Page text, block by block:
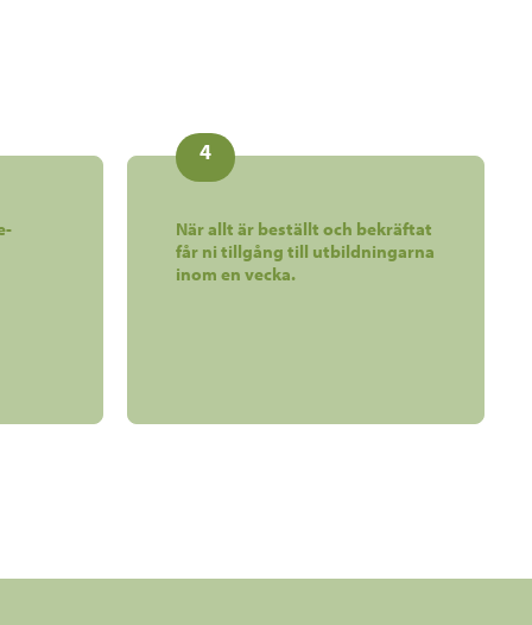
4
När allt är beställt och bekräftat
får ni tillgång till utbildningarna
inom en vecka.